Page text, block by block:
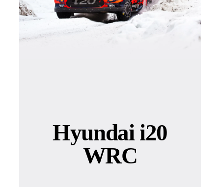
Hyundai i20
WRC